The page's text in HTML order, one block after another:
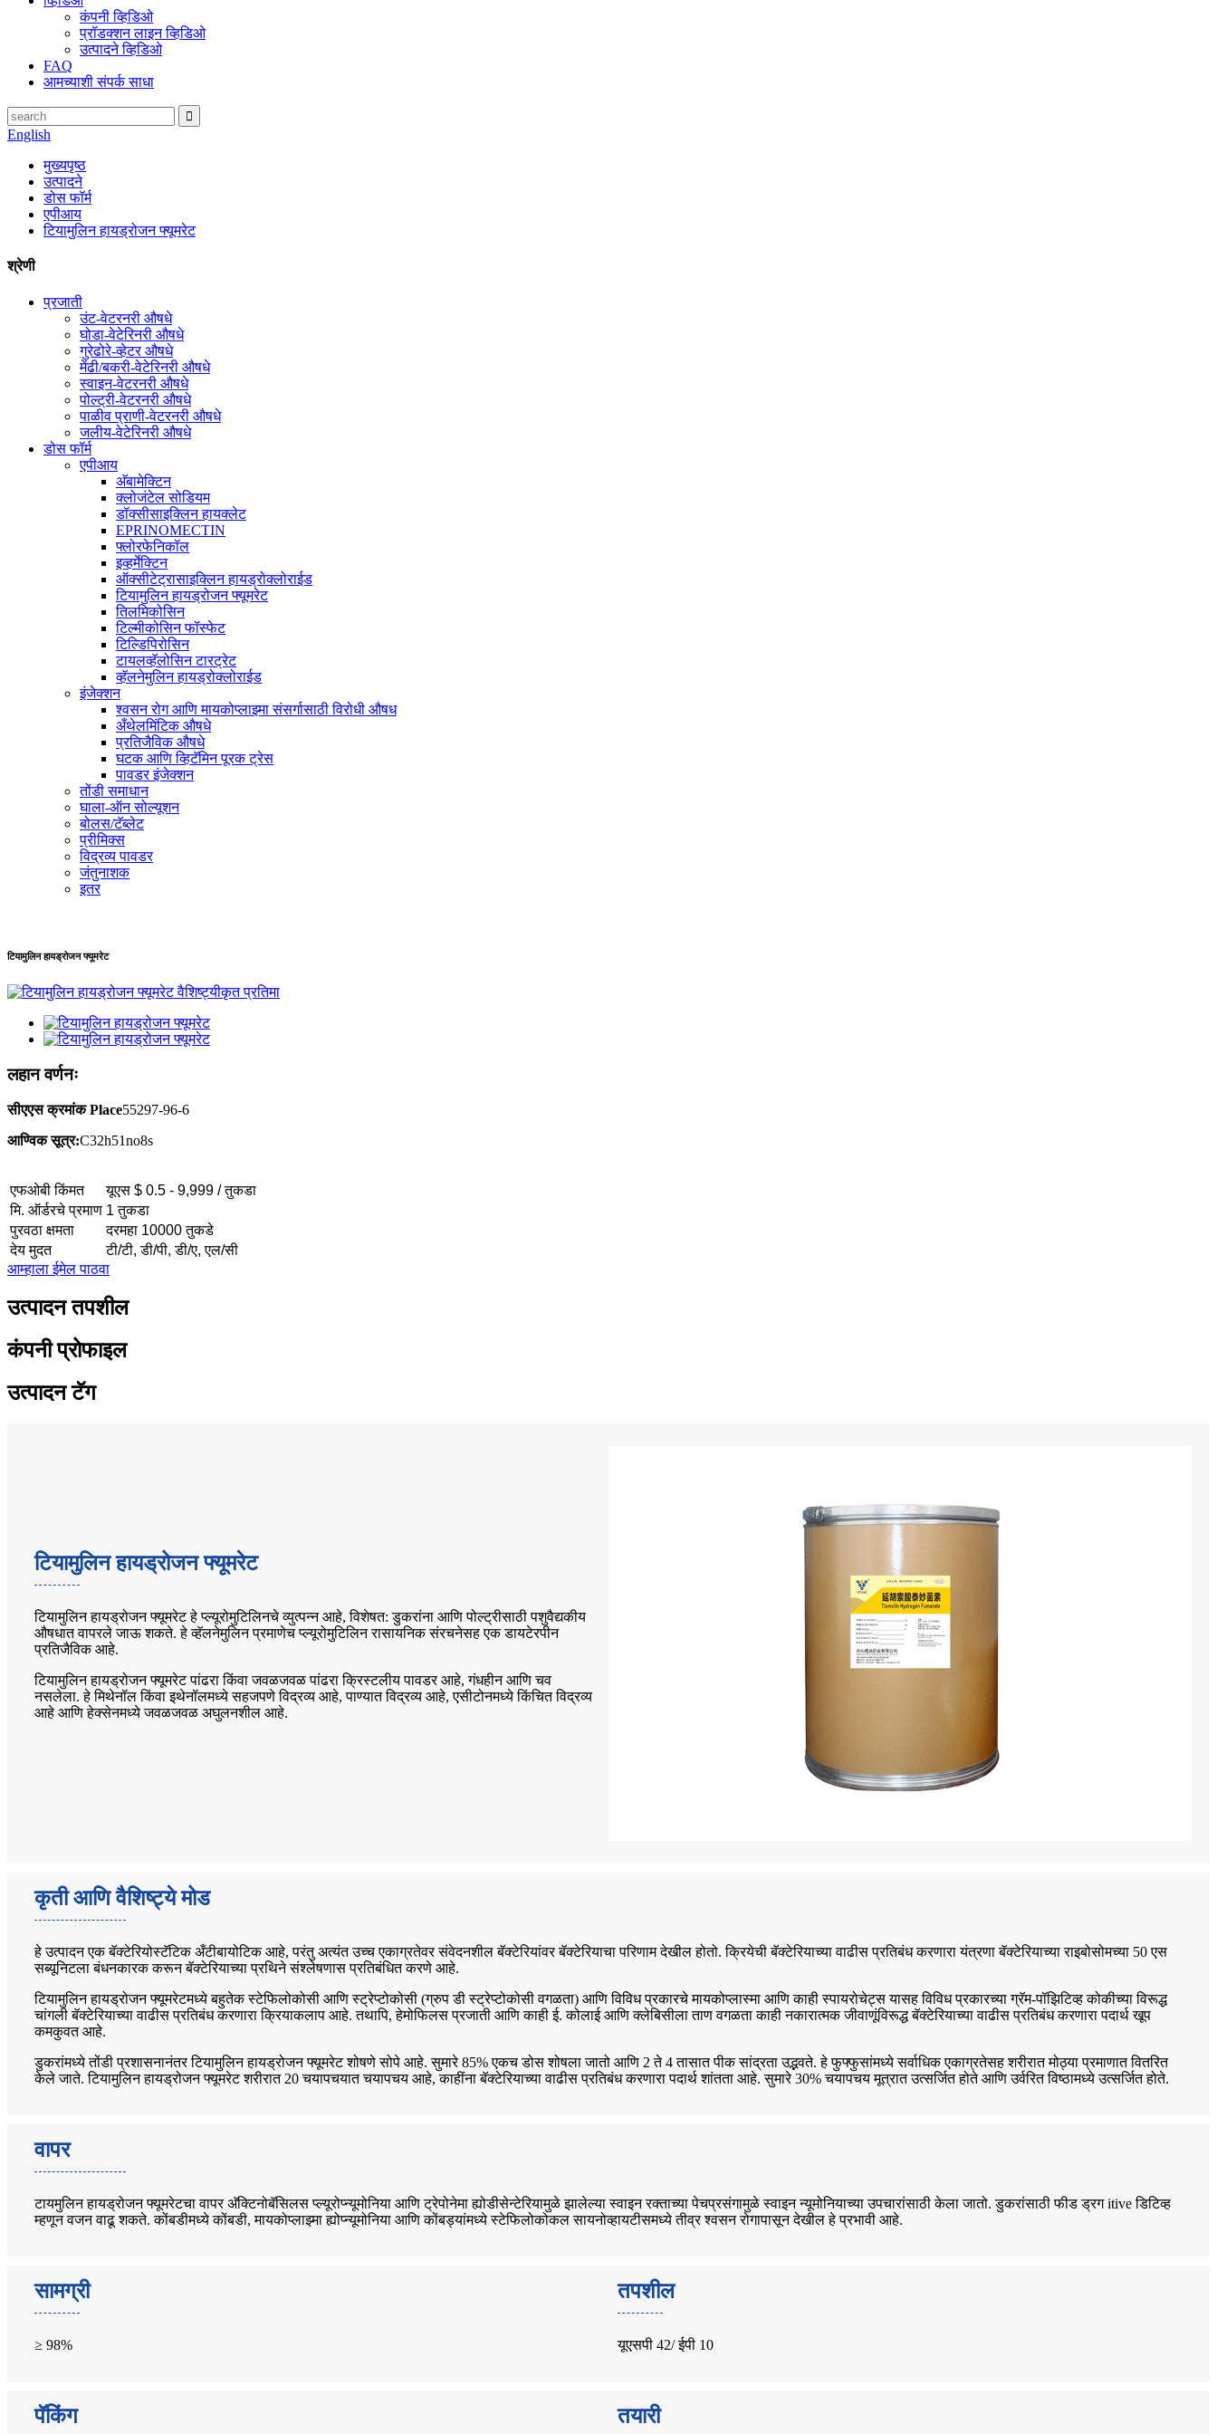
कंपनी व्हिडिओ
प्रॉडक्शन लाइन व्हिडिओ
उत्पादने व्हिडिओ
FAQ
आमच्याशी संपर्क साधा
English
मुख्यपृष्ठ
उत्पादने
डोस फॉर्म
एपीआय
टियामुलिन हायड्रोजन फ्यूमरेट
श्रेणी
प्रजाती
उंट-वेटरनरी औषधे
घोडा-वेटेरिनरी औषधे
गुरेढोरे-व्हेटर औषधे
मेंढी/बकरी-वेटेरिनरी औषधे
स्वाइन-वेटरनरी औषधे
पोल्ट्री-वेटरनरी औषधे
पाळीव प्राणी-वेटरनरी औषधे
जलीय-वेटेरिनरी औषधे
डोस फॉर्म
एपीआय
अ‍ॅबामेक्टिन
क्लोजंटेल सोडियम
डॉक्सीसाइक्लिन हायक्लेट
EPRINOMECTIN
फ्लोरफेनिकॉल
इव्हर्मेक्टिन
ऑक्सीटेट्रासाइक्लिन हायड्रोक्लोराईड
टियामुलिन हायड्रोजन फ्यूमरेट
तिलमिकोसिन
टिल्मीकोसिन फॉस्फेट
टिल्डिपिरोसिन
टायलव्हॅलोसिन टारट्रेट
व्हॅलनेमुलिन हायड्रोक्लोराईड
इंजेक्शन
श्वसन रोग आणि मायकोप्लाझ्मा संसर्गासाठी विरोधी औषध
अँथेलमिंटिक औषधे
प्रतिजैविक औषधे
घटक आणि व्हिटॅमिन पूरक ट्रेस
पावडर इंजेक्शन
तोंडी समाधान
घाला-ऑन सोल्यूशन
बोलस/टॅब्लेट
प्रीमिक्स
विद्रव्य पावडर
जंतुनाशक
इतर
टियामुलिन हायड्रोजन फ्यूमरेट
लहान वर्णनः
सीएएस क्रमांक Place55297-96-6
आण्विक सूत्र:C32h51no8s
एफओबी किंमत
यूएस $ 0.5 - 9,999 / तुकडा
मि. ऑर्डरचे प्रमाण 1 तुकडा
पुरवठा क्षमता
दरमहा 10000 तुकडे
देय मुदत
टी/टी, डी/पी, डी/ए, एल/सी
आम्हाला ईमेल पाठवा
उत्पादन तपशील
कंपनी प्रोफाइल
उत्पादन टॅग
टियामुलिन हायड्रोजन फ्यूमरेट
टियामुलिन हायड्रोजन फ्यूमरेट हे प्ल्यूरोमुटिलिनचे व्युत्पन्न आहे, विशेषत: डुकरांना आणि पोल्ट्रीसाठी पशुवैद्यकीय
औषधात वापरले जाऊ शकते. हे व्हॅलनेमुलिन प्रमाणेच प्ल्यूरोमुटिलिन रासायनिक संरचनेसह एक डायटेरपीन
प्रतिजैविक आहे.
टियामुलिन हायड्रोजन फ्यूमरेट पांढरा किंवा जवळजवळ पांढरा क्रिस्टलीय पावडर आहे, गंधहीन आणि चव
नसलेला. हे मिथेनॉल किंवा इथेनॉलमध्ये सहजपणे विद्रव्य आहे, पाण्यात विद्रव्य आहे, एसीटोनमध्ये किंचित विद्रव्य
आहे आणि हेक्सेनमध्ये जवळजवळ अघुलनशील आहे.
कृती आणि वैशिष्ट्ये मोड
हे उत्पादन एक बॅक्टेरियोस्टॅटिक अँटीबायोटिक आहे, परंतु अत्यंत उच्च एकाग्रतेवर संवेदनशील बॅक्टेरियांवर बॅक्टेरियाचा परिणाम देखील होतो. क्रियेची बॅक्टेरियाच्या वाढीस प्रतिबंध करणारा यंत्रणा बॅक्टेरियाच्या राइबोसोमच्या 50 एस
सब्यूनिटला बंधनकारक करून बॅक्टेरियाच्या प्रथिने संश्लेषणास प्रतिबंधित करणे आहे.
टियामुलिन हायड्रोजन फ्यूमरेटमध्ये बहुतेक स्टेफिलोकोसी आणि स्ट्रेप्टोकोसी (ग्रुप डी स्ट्रेप्टोकोसी वगळता) आणि विविध प्रकारचे मायकोप्लास्मा आणि काही स्पायरोचेट्स यासह विविध प्रकारच्या ग्रॅम-पॉझिटिव्ह कोकीच्या विरूद्ध
चांगली बॅक्टेरियाच्या वाढीस प्रतिबंध करणारा क्रियाकलाप आहे. तथापि, हेमोफिलस प्रजाती आणि काही ई. कोलाई आणि क्लेबिसीला ताण वगळता काही नकारात्मक जीवाणूंविरूद्ध बॅक्टेरियाच्या वाढीस प्रतिबंध करणारा पदार्थ खूप
कमकुवत आहे.
डुकरांमध्ये तोंडी प्रशासनानंतर टियामुलिन हायड्रोजन फ्यूमरेट शोषणे सोपे आहे. सुमारे 85% एकच डोस शोषला जातो आणि 2 ते 4 तासात पीक सांद्रता उद्भवते. हे फुफ्फुसांमध्ये सर्वाधिक एकाग्रतेसह शरीरात मोठ्या प्रमाणात वितरित
केले जाते. टियामुलिन हायड्रोजन फ्यूमरेट शरीरात 20 चयापचयात चयापचय आहे, काहींना बॅक्टेरियाच्या वाढीस प्रतिबंध करणारा पदार्थ शांतता आहे. सुमारे 30% चयापचय मूत्रात उत्सर्जित होते आणि उर्वरित विष्ठामध्ये उत्सर्जित होते.
वापर
टायमुलिन हायड्रोजन फ्यूमरेटचा वापर अ‍ॅक्टिनोबॅसिलस प्ल्यूरोप्न्यूमोनिया आणि ट्रेपोनेमा ह्योडीसेन्टेरियामुळे झालेल्या स्वाइन रक्ताच्या पेचप्रसंगामुळे स्वाइन न्यूमोनियाच्या उपचारांसाठी केला जातो. डुकरांसाठी फीड ड्रग itive डिटिव्ह
म्हणून वजन वाढू शकते. कोंबडीमध्ये कोंबडी, मायकोप्लाझ्मा ह्योप्न्यूमोनिया आणि कोंबड्यांमध्ये स्टेफिलोकोकल सायनोव्हायटीसमध्ये तीव्र श्वसन रोगापासून देखील हे प्रभावी आहे.
सामग्री
≥ 98%
तपशील
यूएसपी 42/ ईपी 10
पॅकिंग तयारी